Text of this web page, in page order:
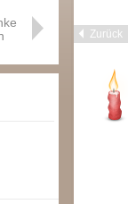
Zurück